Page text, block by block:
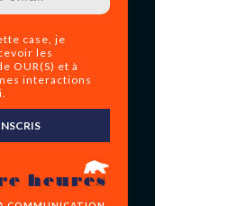
case, je
les
OUR(S) et à
interactions
heures